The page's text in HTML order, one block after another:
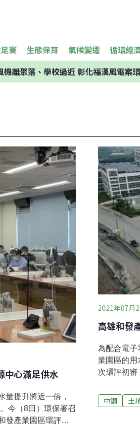
賽 生態保育 氣候變遷 循環經
機離聚落、學校過近 彰化福漢風電案
中心滿足供水
量提升將近一倍，
今（8日）環保署召
發產業園區環評。
2021年07月
高雄和發
為配合電子
業園區的用
次環評初審
府針對爭議
園區用水回
中鋼 土